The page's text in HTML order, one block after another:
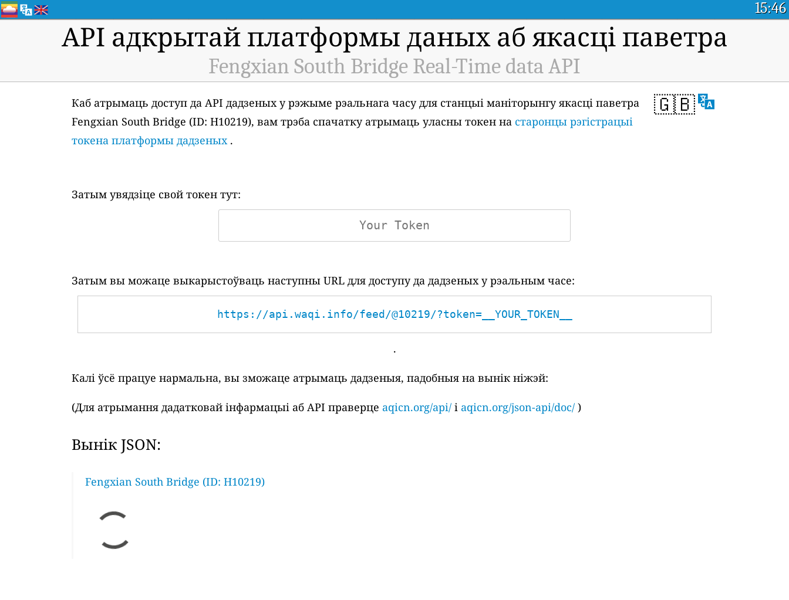
15:46
API адкрытай платформы даных аб якасці паветра
Fengxian South Bridge Real-Time data API
🇬🇧
Каб атрымаць доступ да API дадзеных у рэжыме рэальнага часу для станцыі маніторынгу якасці паветра
Fengxian South Bridge (ID: H10219), вам трэба спачатку атрымаць уласны токен на старонцы рэгістрацыі
токена платформы дадзеных.
Затым увядзіце свой токен тут:
Затым вы можаце выкарыстоўваць наступны URL для доступу да дадзеных у рэальным часе:
https://api.waqi.info/feed/@10219/?token=__YOUR_TOKEN__
.
Калі ўсё працуе нармальна, вы зможаце атрымаць дадзеныя, падобныя на вынік ніжэй:
(Для атрымання дадатковай інфармацыі аб API праверце aqicn.org/api/ і aqicn.org/json-api/doc/ )
Вынік JSON:
Fengxian South Bridge (ID: H10219)